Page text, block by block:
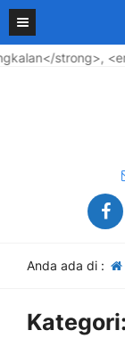
strong>,
Anda ada di :
Kategori: